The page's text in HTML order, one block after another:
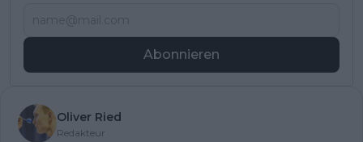
Abonnieren
Oliver Ried
Redakteur